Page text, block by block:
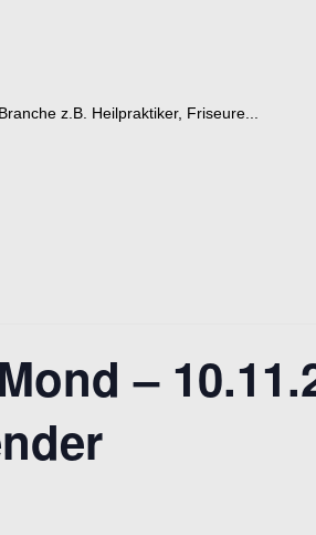
z.B. Heilpraktiker, Friseure...
–